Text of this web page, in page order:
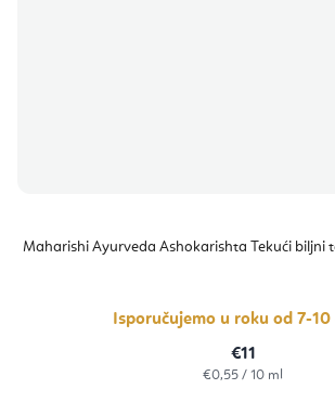
Maharishi Ayurveda Ashokarishta Tekući biljni
Isporučujemo u roku od 7-10
€11
Izračunaj
€0,55 / 10 ml